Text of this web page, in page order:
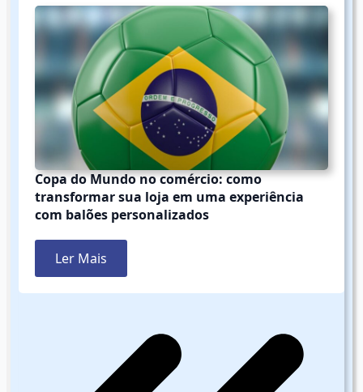
Copa do Mundo no comércio: como
transformar sua loja em uma experiência
com balões personalizados
Ler Mais